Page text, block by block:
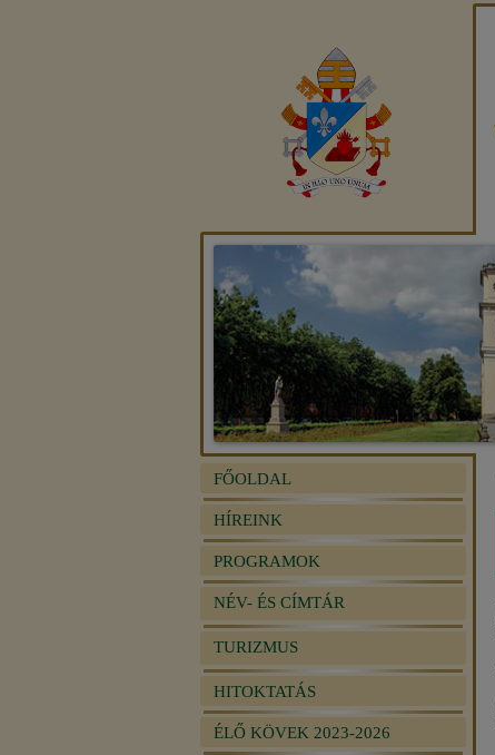
FŐOLDAL
HÍREINK
PROGRAMOK
NÉV- ÉS CÍMTÁR
TURIZMUS
HITOKTATÁS
ÉLŐ KÖVEK 2023-2026